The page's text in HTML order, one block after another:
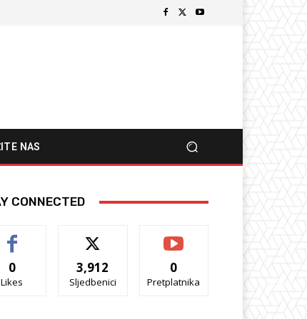
NAS
CONNECTED
0
Likes
3,912
Sljedbenici
0
Pretplatnika